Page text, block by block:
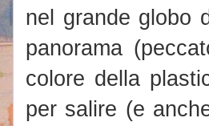
nel grande globo
panorama
colore della
per salire (e